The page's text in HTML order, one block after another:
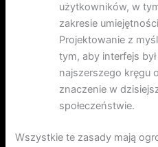
użytkowników, w
zakresie
Projektowanie z
tym, aby interfejs
najszerszego kręgu
znaczenie w
społeczeństwie.
Wszystkie te zasady mają